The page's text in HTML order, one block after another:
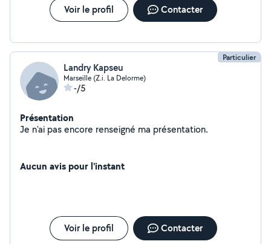
Voir le profil Contacter
Particulier
Landry Kapseu
Marseille (Z.i. La Delorme)
-/5
Présentation
Je n'ai pas encore renseigné ma présentation.
Aucun avis pour l'instant
Voir le profil Contacter